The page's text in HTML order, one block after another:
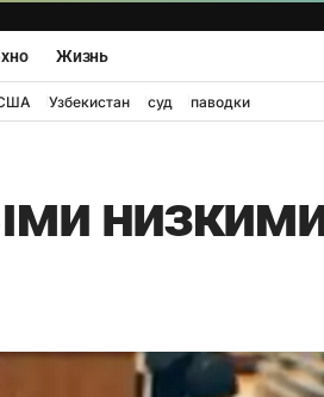
Жизнь
Узбекистан суд паводки